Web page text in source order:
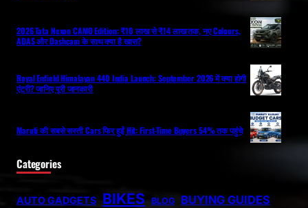
2026 Tata Nexon CAMO Edition: ₹10 लाख से ₹14 लाख तक, नए Colours,
ADAS और Dashcam के साथ क्या है खास?
Royal Enfield Himalayan 440 India Launch: September 2026 में क्या होगी
एंट्री? जानिए पूरी जानकारी
Maruti की सबसे सस्ती Cars फिर हुईं Hit: First-Time Buyers 54% तक पहुंचे
Categories
AUTO GADGETS BIKES BLOG BUYING GUIDES